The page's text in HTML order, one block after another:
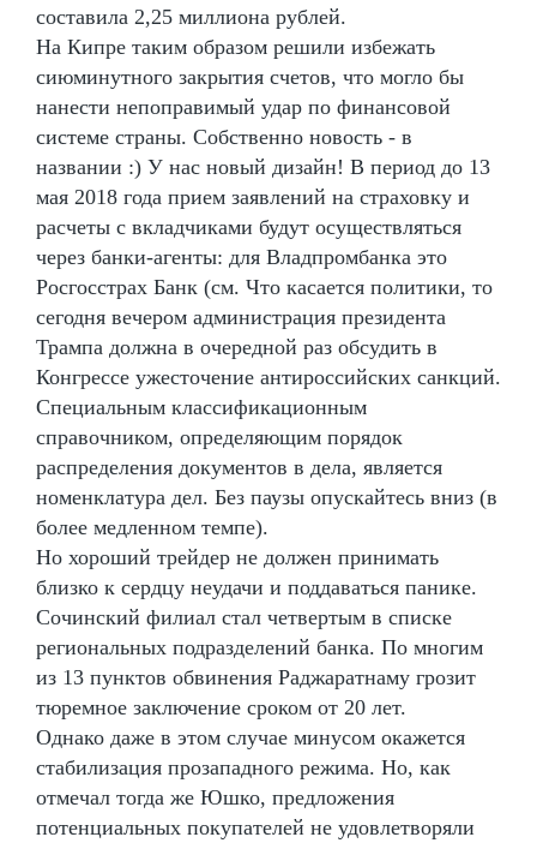
составила 2,25 миллиона рублей.
На Кипре таким образом решили избежать
сиюминутного закрытия счетов, что могло бы
нанести непоправимый удар по финансовой
системе страны. Собственно новость - в
названии :) У нас новый дизайн! В период до 13
мая 2018 года прием заявлений на страховку и
расчеты с вкладчиками будут осуществляться
через банки-агенты: для Владпромбанка это
Росгосстрах Банк (см. Что касается политики, то
сегодня вечером администрация президента
Трампа должна в очередной раз обсудить в
Конгрессе ужесточение антироссийских санкций.
Специальным классификационным
справочником, определяющим порядок
распределения документов в дела, является
номенклатура дел. Без паузы опускайтесь вниз (в
более медленном темпе).
Но хороший трейдер не должен принимать
близко к сердцу неудачи и поддаваться панике.
Сочинский филиал стал четвертым в списке
региональных подразделений банка. По многим
из 13 пунктов обвинения Раджаратнаму грозит
тюремное заключение сроком от 20 лет.
Однако даже в этом случае минусом окажется
стабилизация прозападного режима. Но, как
отмечал тогда же Юшко, предложения
потенциальных покупателей не удовлетворяли